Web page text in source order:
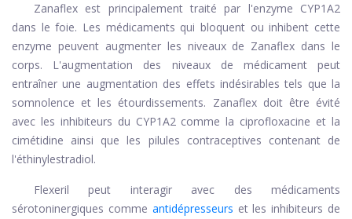
Zanaflex est principalement traité par l'enzyme CYP1A2
dans le foie. Les médicaments qui bloquent ou inhibent cette
enzyme peuvent augmenter les niveaux de Zanaflex dans le
corps. L'augmentation des niveaux de médicament peut
entraîner une augmentation des effets indésirables tels que la
somnolence et les étourdissements. Zanaflex doit être évité
avec les inhibiteurs du CYP1A2 comme la ciprofloxacine et la
cimétidine ainsi que les pilules contraceptives contenant de
l'éthinylestradiol.
Flexeril peut interagir avec des médicaments
sérotoninergiques comme antidépresseurs et les inhibiteurs de